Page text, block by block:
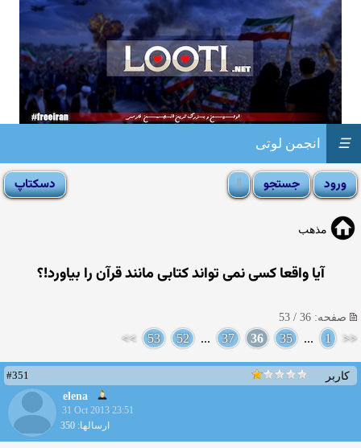
انجمن لوتی ☰
مذهب
آیا واقعا كسی نمی تواند کتابی مانند قرآن را بیاورد!؟
صفحه: 36 / 53
<<
1
...
35
36
37
...
52
53
>>
کاربر
#351
elena
31 Oct 2013 23:51
ارسالها: 350